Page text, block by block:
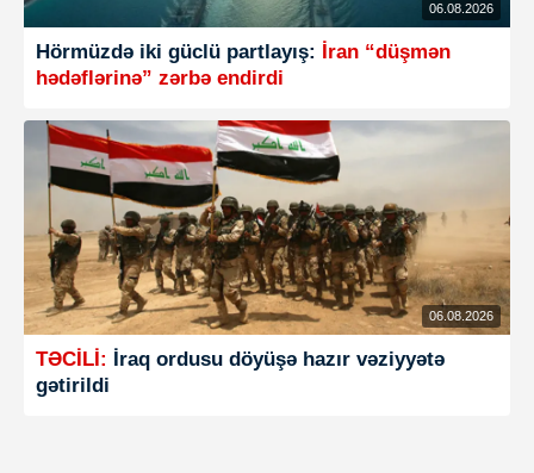
06.08.2026
Hörmüzdə iki güclü partlayış: İran “düşmən
hədəflərinə” zərbə endirdi
06.08.2026
TƏCİLİ: İraq ordusu döyüşə hazır vəziyyətə
gətirildi